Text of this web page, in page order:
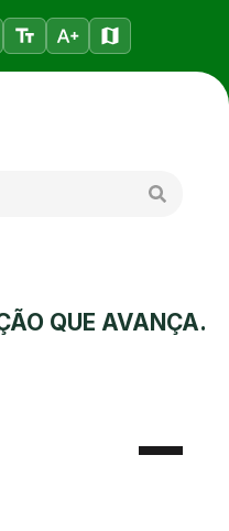
QUE AVANÇA.